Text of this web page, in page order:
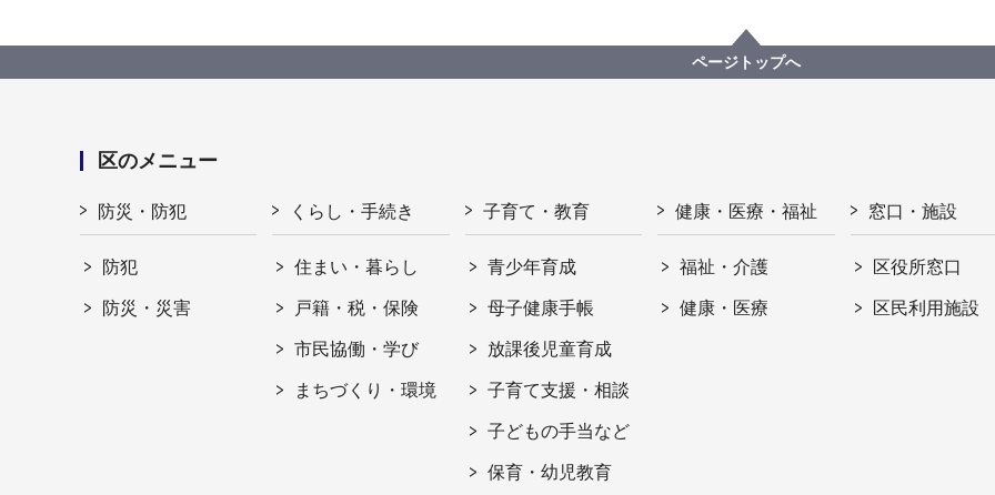
ページトップへ
区のメニュー
防災・防犯
防犯
防災・災害
くらし・手続き
住まい・暮らし
戸籍・税・保険
市民協働・学び
まちづくり・環境
子育て・教育
青少年育成
母子健康手帳
放課後児童育成
子育て支援・相談
子どもの手当など
保育・幼児教育
健康・医療・福祉
福祉・介護
健康・医療
窓口・施設
区役所窓口
区民利用施設